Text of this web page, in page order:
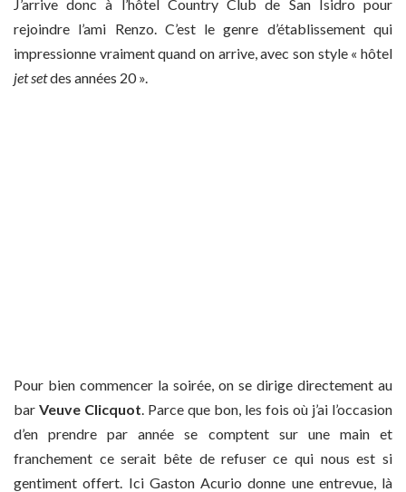
J’arrive donc à l’hôtel Country Club de San Isidro pour
rejoindre l’ami Renzo. C’est le genre d’établissement qui
impressionne vraiment quand on arrive, avec son style « hôtel
jet setdes années 20 ».
Pour bien commencer la soirée, on se dirige directement au
bar Veuve Clicquot . Parce que bon, les fois où j’ai l’occasion
d’en prendre par année se comptent sur une main et
franchement ce serait bête de refuser ce qui nous est si
gentiment offert. Ici Gaston Acurio donne une entrevue, là